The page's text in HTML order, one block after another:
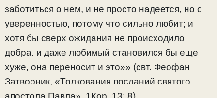
заботиться о нем, и не просто надеется, но с
уверенностью, потому что сильно любит; и
хотя бы сверх ожидания не происходило
добра, и даже любимый становился бы еще
хуже, она переносит и это»» (свт. Феофан
Затворник, «Толкования посланий святого
апостола Павла», 1Кор. 13: 8).